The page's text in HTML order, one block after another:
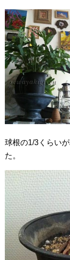
球根の1/3くらい
た。